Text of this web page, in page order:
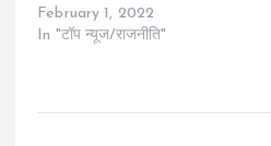
February 1, 2022
In "टॉप न्यूज/राजनीति"